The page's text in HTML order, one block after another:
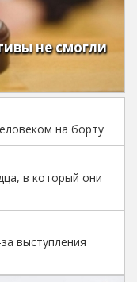
не смогли
на борту
в который они
выступления